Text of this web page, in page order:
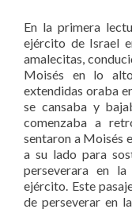
En la primera
ejército de Israel
amalecitas,
Moisés en lo
extendidas oraba
se cansaba y
comenzaba a
sentaron a Moisés
a su lado para
perseverara en
ejército. Este
de perseverar en